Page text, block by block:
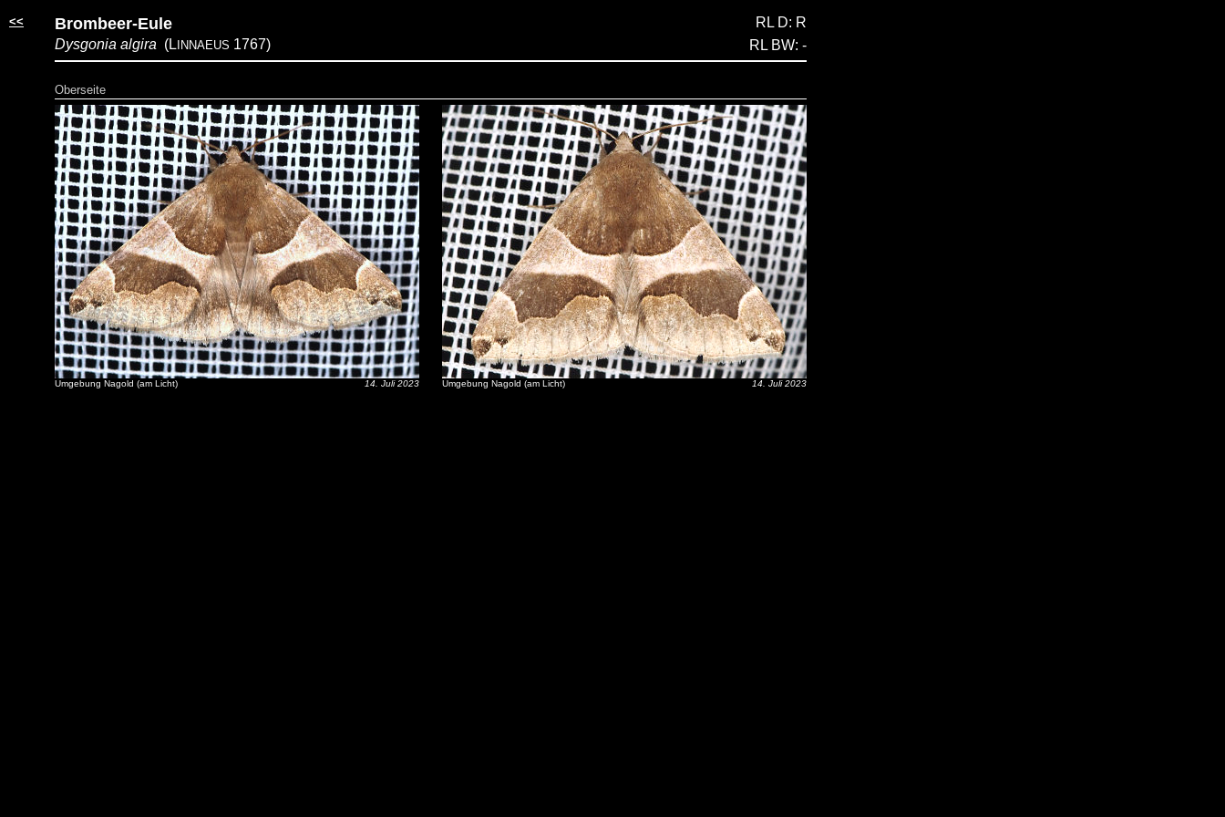
<< Brombeer-Eule
Dysgonia algira (L INNAEUS 1767)
RL D: R
RL BW: -
Oberseite
Umgebung Nagold (am Licht) 14. Juli 2023 Umgebung Nagold (am Licht) 14. Juli 2023